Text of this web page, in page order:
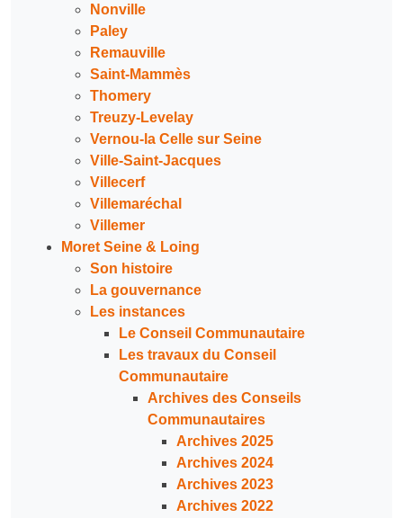
Nonville
Paley
Remauville
Saint-Mammès
Thomery
Treuzy-Levelay
Vernou-la Celle sur Seine
Ville-Saint-Jacques
Villecerf
Villemaréchal
Villemer
Moret Seine & Loing
Son histoire
La gouvernance
Les instances
Le Conseil Communautaire
Les travaux du Conseil
Communautaire
Archives des Conseils
Communautaires
Archives 2025
Archives 2024
Archives 2023
Archives 2022